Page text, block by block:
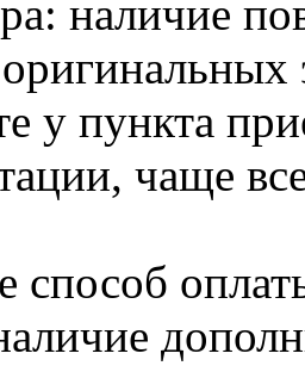
наличие
у пункта
чаще
способ